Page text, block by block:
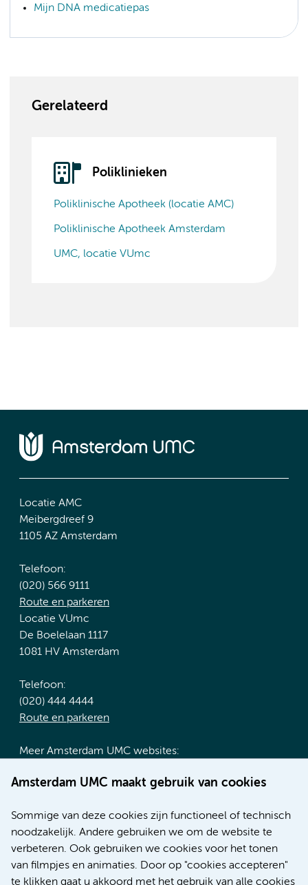
Amsterdam UMC maakt gebruik van cookies
Sommige van deze cookies zijn functioneel of technisch
noodzakelijk. Andere gebruiken we om de website te
verbeteren. Ook gebruiken we cookies voor het tonen
van filmpjes en animaties. Door op "cookies accepteren"
te klikken gaat u akkoord met het gebruik van alle cookies
Mijn DNA medicatiepas
Gerelateerd
Poliklinieken
Poliklinische Apotheek (locatie AMC)
Poliklinische Apotheek Amsterdam
UMC, locatie VUmc
Locatie AMC
Meibergdreef 9
1105 AZ Amsterdam
Telefoon:
(020) 566 9111
Route en parkeren
Locatie VUmc
De Boelelaan 1117
1081 HV Amsterdam
Telefoon:
(020) 444 4444
Route en parkeren
Meer Amsterdam UMC websites:
Werken bij Amsterdam UMC
Nieuws
Research
Educatie locatie AMC
Educatie locatie VUmc